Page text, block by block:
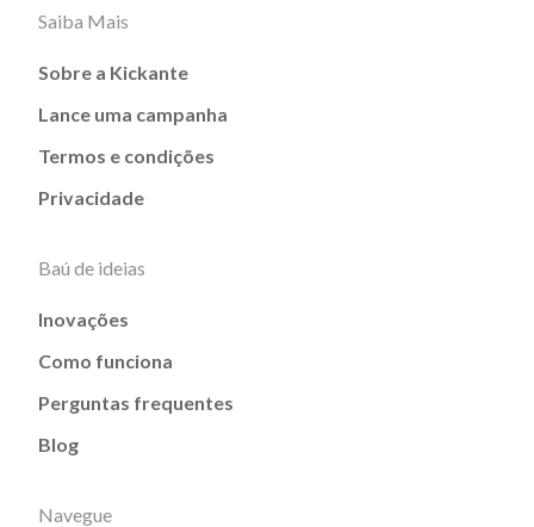
Saiba Mais
Sobre a Kickante
Lance uma campanha
Termos e condições
Privacidade
Baú de ideias
Inovações
Como funciona
Perguntas frequentes
Blog
Navegue